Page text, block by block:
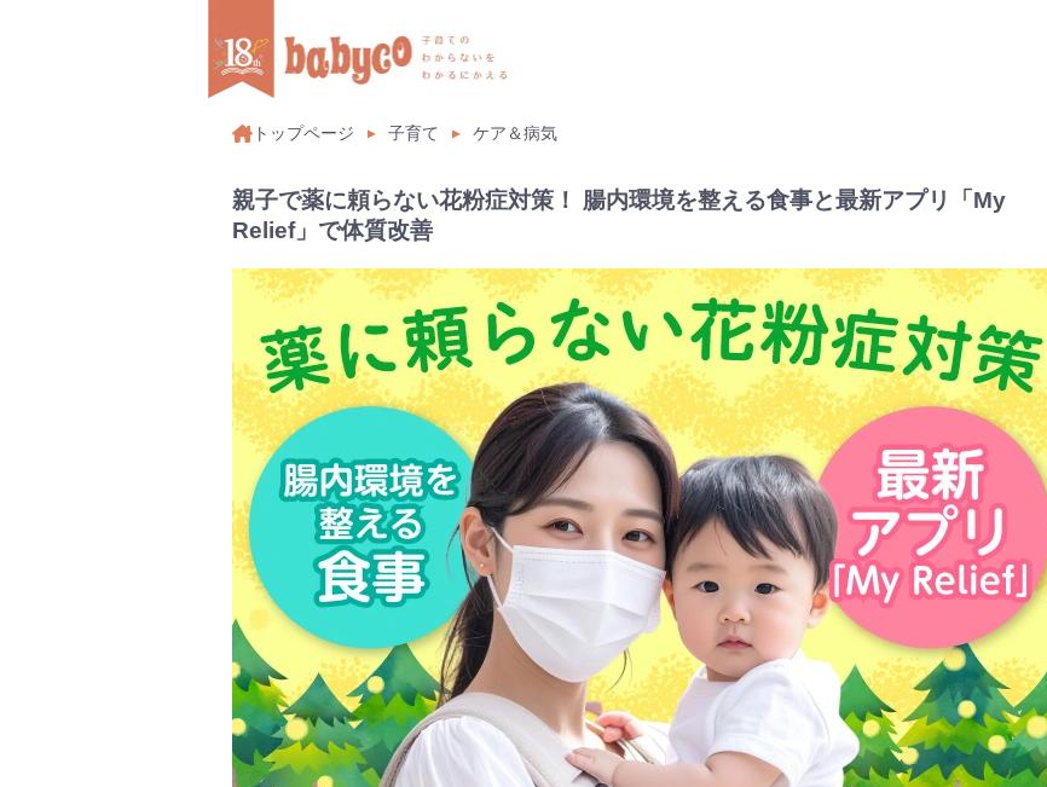
トップページ 子育て ケア＆病気
親子で薬に頼らない花粉症対策！ 腸内環境を整える食事と最新アプリ「My
Relief」で体質改善